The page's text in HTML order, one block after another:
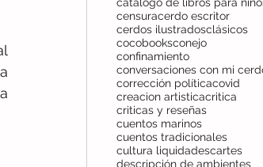
censuracerdo escritor
cerdos ilustradosclásicos
cocobooksconejo
confinamiento
corrección políticacovid
creacion artisticacritica
criticas y reseñas
cuentos marinos
cuentos tradicionales
cultura liquidadescartes
descripción de ambientes